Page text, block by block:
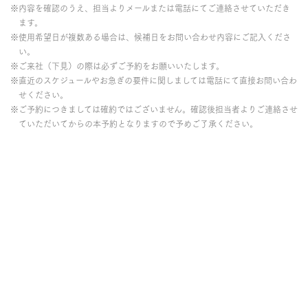
※内容を確認のうえ、担当よりメールまたは電話にてご連絡させていただき
ます。
※使用希望日が複数ある場合は、候補日をお問い合わせ内容にご記入くださ
い。
※ご来社（下見）の際は必ずご予約をお願いいたします。
※直近のスケジュールやお急ぎの要件に関しましては電話にて直接お問い合わ
せください。
※ご予約につきましては確約ではございません。確認後担当者よりご連絡させ
ていただいてからの本予約となりますので予めご了承ください。